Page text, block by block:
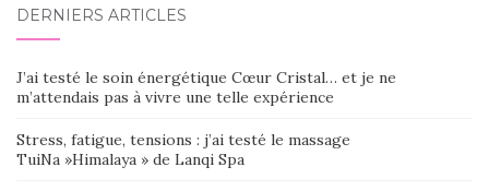
DERNIERS ARTICLES
J’ai testé le soin énergétique Cœur Cristal… et je ne
m’attendais pas à vivre une telle expérience
Stress, fatigue, tensions : j’ai testé le massage
TuiNa »Himalaya » de Lanqi Spa